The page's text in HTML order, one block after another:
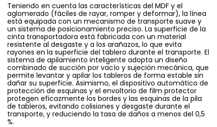
Teniendo en cuenta las características del MDF y el
aglomerado (fáciles de rayar, romper y deformar), la línea
está equipada con un mecanismo de transporte suave y
un sistema de posicionamiento preciso. La superficie de la
cinta transportadora está fabricada con un material
resistente al desgaste y a los arañazos, lo que evita
rayones en la superficie del tablero durante el transporte. El
sistema de apilamiento inteligente adopta un diseño
combinado de succión por vacío y sujeción mecánica, que
permite levantar y apilar los tableros de forma estable sin
dañar su superficie. Asimismo, el dispositivo automático de
protección de esquinas y el envoltorio de film protector
protegen eficazmente los bordes y las esquinas de la pila
de tableros, evitando colisiones y desgaste durante el
transporte, y reduciendo la tasa de daños a menos del 0,5
%.